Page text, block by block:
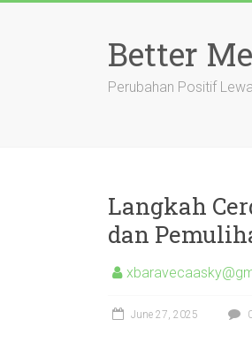
Better
Perubahan Positif
Langkah
dan
June 27, 2025